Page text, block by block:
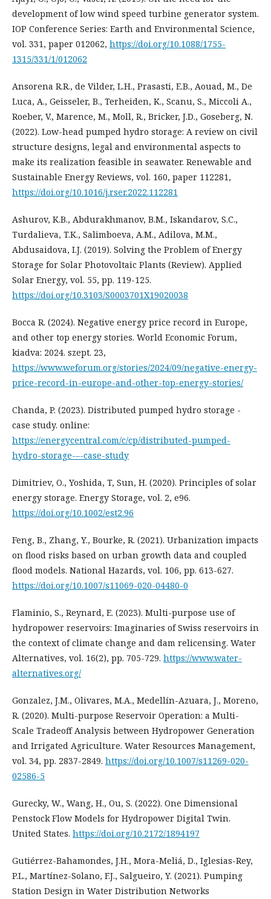
development of low wind speed turbine generator system.
IOP Conference Series: Earth and Environmental Science,
vol. 331, paper 012062, https://doi.org/10.1088/1755-
1315/331/1/012062
Ansorena R.R., de Vilder, L.H., Prasasti, E.B., Aouad, M., De
Luca, A., Geisseler, B., Terheiden, K., Scanu, S., Miccoli A.,
Roeber, V., Marence, M., Moll, R., Bricker, J.D., Goseberg, N.
(2022). Low-head pumped hydro storage: A review on civil
structure designs, legal and environmental aspects to
make its realization feasible in seawater. Renewable and
Sustainable Energy Reviews, vol. 160, paper 112281,
https://doi.org/10.1016/j.rser.2022.112281
Ashurov, K.B., Abdurakhmanov, B.M., Iskandarov, S.C.,
Turdalieva, T.K., Salimboeva, A.M., Adilova, M.M.,
Abdusaidova, I.J. (2019). Solving the Problem of Energy
Storage for Solar Photovoltaic Plants (Review). Applied
Solar Energy, vol. 55, pp. 119-125.
https://doi.org/10.3103/S0003701X19020038
Bocca R. (2024). Negative energy price record in Europe,
and other top energy stories. World Economic Forum,
kiadva: 2024. szept. 23,
https://www.weforum.org/stories/2024/09/negative-energy-
price-record-in-europe-and-other-top-energy-stories/
Chanda, P. (2023). Distributed pumped hydro storage -
case study. online:
https://energycentral.com/c/cp/distributed-pumped-
hydro-storage-–-case-study
Dimitriev, O., Yoshida, T, Sun, H. (2020). Principles of solar
energy storage. Energy Storage, vol. 2, e96.
https://doi.org/10.1002/est2.96
Feng, B., Zhang, Y., Bourke, R. (2021). Urbanization impacts
on flood risks based on urban growth data and coupled
flood models. National Hazards, vol. 106, pp. 613-627.
https://doi.org/10.1007/s11069-020-04480-0
Flaminio, S., Reynard, E. (2023). Multi-purpose use of
hydropower reservoirs: Imaginaries of Swiss reservoirs in
the context of climate change and dam relicensing. Water
Alternatives, vol. 16(2), pp. 705-729. https://www.water-
alternatives.org/
Gonzalez, J.M., Olivares, M.A., Medellín-Azuara, J., Moreno,
R. (2020). Multi-purpose Reservoir Operation: a Multi-
Scale Tradeoff Analysis between Hydropower Generation
and Irrigated Agriculture. Water Resources Management,
vol. 34, pp. 2837-2849. https://doi.org/10.1007/s11269-020-
02586-5
Gurecky, W., Wang, H., Ou, S. (2022). One Dimensional
Penstock Flow Models for Hydropower Digital Twin.
United States. https://doi.org/10.2172/1894197
Gutiérrez-Bahamondes, J.H., Mora-Meliá, D., Iglesias-Rey,
P.L., Martínez-Solano, F.J., Salgueiro, Y. (2021). Pumping
Station Design in Water Distribution Networks